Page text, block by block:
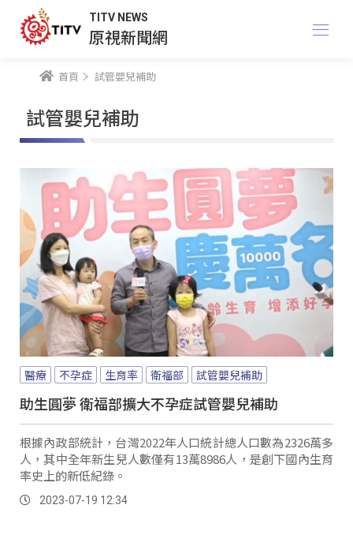
TITV NEWS
原視新聞網
首頁 試管嬰兒補助
試管嬰兒補助
醫療 不孕症 生育率 衛福部 試管嬰兒補助
助生圓夢 衛福部擴大不孕症試管嬰兒補助
根據內政部統計，台灣2022年人口統計總人口數為2326萬多
人，其中全年新生兒人數僅有13萬8986人，是創下國內生育
率史上的新低紀錄。
2023-07-19 12:34